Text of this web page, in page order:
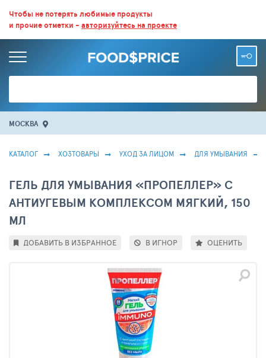
ВСЕ СКИДКИ И ВЫГОДНЫЕ ЦЕНЫ НА ПРОДУКТЫ В МАГАЗИНАХ.
БОЛЬШЕ 100 000 ТОВАРОВ. ЕЖЕДНЕВНОЕ ОБНОВЛЕНИЕ ЦЕН.
Чтобы не потерять любимые продукты
и прочие отметки - авторизуйтесь на проекте
МОСКВА
КАТАЛОГ ХОЗТОВАРЫ УХОД ЗА ЛИЦОМ ДЛЯ УМЫВАНИЯ
ГЕЛЬ ДЛЯ УМЫВАНИЯ «ПРОПЕЛЛЕР» С
АНТИУГЕВЫМ КОМПЛЕКСОМ МЯГКИЙ, 150
МЛ
ДОБАВИТЬ В ИЗБРАННОЕ В ИГНОР ОЦЕНИТЬ